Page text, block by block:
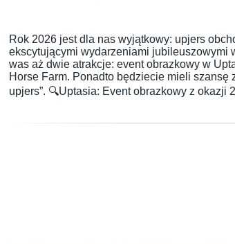
Rok 2026 jest dla nas wyjątkowy: upjers
ekscytującymi wydarzeniami jubileuszowymi
was aż dwie atrakcje: event obrazkowy w
Horse Farm. Ponadto będziecie mieli szansę
upjers”. 🔍Uptasia: Event obrazkowy z okazji